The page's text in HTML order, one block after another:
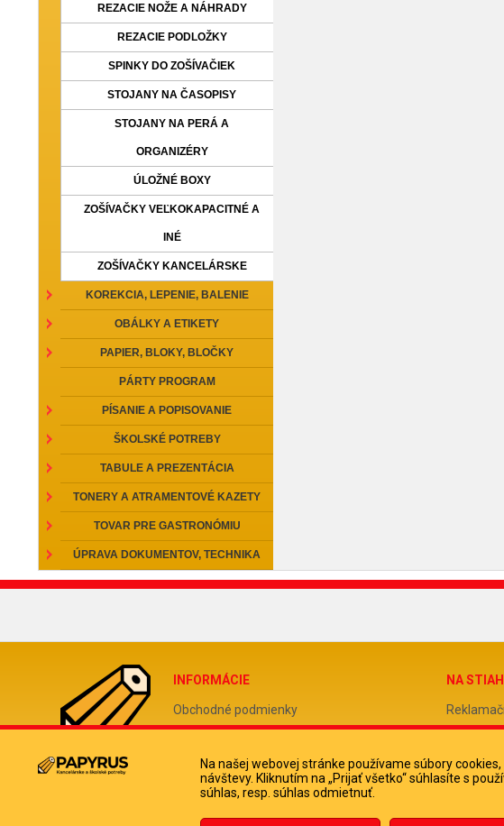
REZACIE NOŽE A NÁHRADY
REZACIE PODLOŽKY
SPINKY DO ZOŠÍVAČIEK
STOJANY NA ČASOPISY
STOJANY NA PERÁ A
ORGANIZÉRY
ÚLOŽNÉ BOXY
ZOŠÍVAČKY VEĽKOKAPACITNÉ A
INÉ
ZOŠÍVAČKY KANCELÁRSKE
KOREKCIA, LEPENIE, BALENIE
OBÁLKY A ETIKETY
PAPIER, BLOKY, BLOČKY
PÁRTY PROGRAM
PÍSANIE A POPISOVANIE
ŠKOLSKÉ POTREBY
TABULE A PREZENTÁCIA
TONERY A ATRAMENTOVÉ KAZETY
TOVAR PRE GASTRONÓMIU
ÚPRAVA DOKUMENTOV, TECHNIKA
INFORMÁCIE
Obchodné podmienky
Odstúpiť od zmluvy tu
Doprava a platba kuriérom
Ochrana osobných údajov
NA
Poučenie
Na našej webovej stránke používame súbory
návštevy. Kliknutím na „Prijať všetko“ súhlasíte s
súhlas, resp. súhlas odmietnuť.